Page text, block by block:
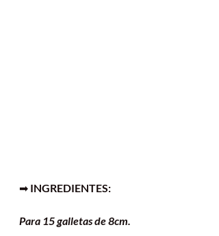
➡ INGREDIENTES:
Para 15 galletas de 8cm.